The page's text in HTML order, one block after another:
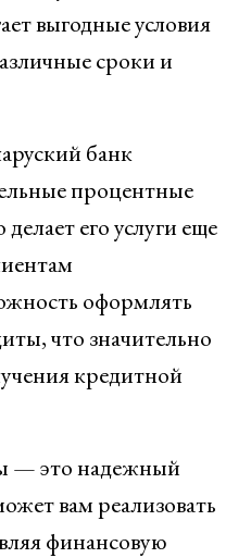
выгодные условия
сроки и
банк
процентные
его услуги еще
оформлять
что значительно
кредитной
— это надежный
вам реализовать
финансовую